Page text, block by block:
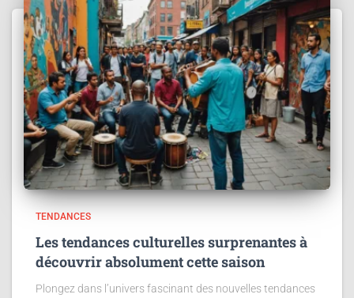
TENDANCES
Les tendances culturelles surprenantes à
découvrir absolument cette saison
Plongez dans l’univers fascinant des nouvelles tendances